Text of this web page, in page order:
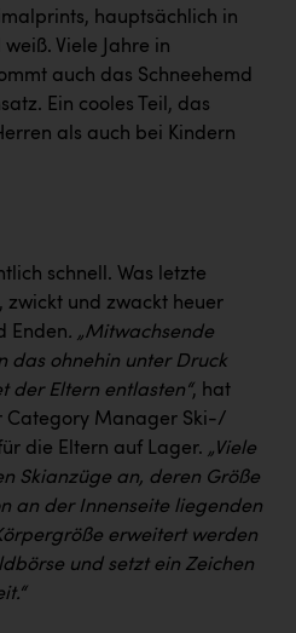
hauptsächlich in
Viele Jahre in
auch das Schneehemd
Ein cooles Teil, das
als auch bei Kindern
schnell. Was letzte
zwickt und zwackt heuer
Enden. „Mitwachsende
das ohnehin unter Druck
der Eltern entlasten“, hat
Category Manager Ski-/
die Eltern auf Lager. „Viele
Skianzüge an, deren Größe
an der Innenseite liegenden
erweitert werden
und setzt ein Zeichen